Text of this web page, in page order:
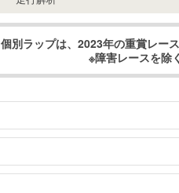
個別ラップは、2023年の重賞レー
※障害レースを除